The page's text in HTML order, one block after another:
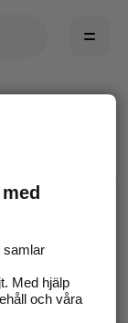
det.
försök igen
Med hjälp
och våra